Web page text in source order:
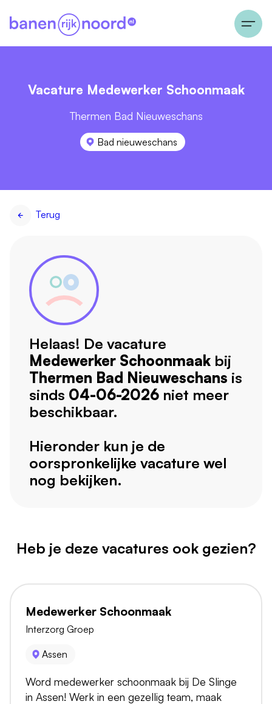
Vacature Medewerker Schoonmaak
Thermen Bad Nieuweschans
Bad nieuweschans
Terug
Helaas! De vacature
Medewerker Schoonmaak bij
Thermen Bad Nieuweschans is
sinds 04-06-2026 niet meer
beschikbaar.
Hieronder kun je de
oorspronkelijke vacature wel
nog bekijken.
Heb je deze vacatures ook gezien?
Medewerker Schoonmaak
Interzorg Groep
Assen
Word medewerker schoonmaak bij De Slinge
in Assen! Werk in een gezellig team, maak